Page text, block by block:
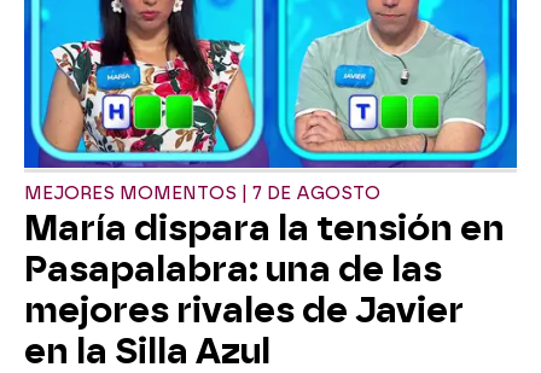
MEJORES MOMENTOS | 7 DE AGOSTO
María dispara la tensión en
Pasapalabra: una de las
mejores rivales de Javier
en la Silla Azul